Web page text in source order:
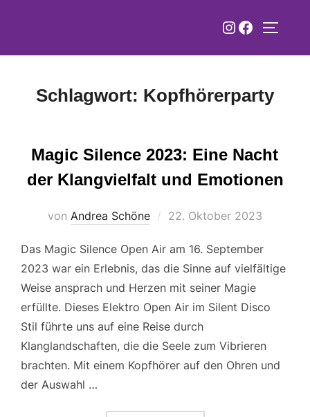
Instagram
Schlagwort: Kopfhörerparty
Magic Silence 2023: Eine Nacht
der Klangvielfalt und Emotionen
von Andrea Schöne
Veröffentlicht
22. Oktober 2023
Das Magic Silence Open Air am 16. September
2023 war ein Erlebnis, das die Sinne auf vielfältige
Weise ansprach und Herzen mit seiner Magie
erfüllte. Dieses Elektro Open Air im Silent Disco
Stil führte uns auf eine Reise durch
Klanglandschaften, die die Seele zum Vibrieren
brachten. Mit einem Kopfhörer auf den Ohren und
der Auswahl …